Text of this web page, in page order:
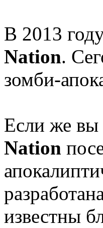
В 2013
Nation.
зомби-
Если же вы
Nation
известны